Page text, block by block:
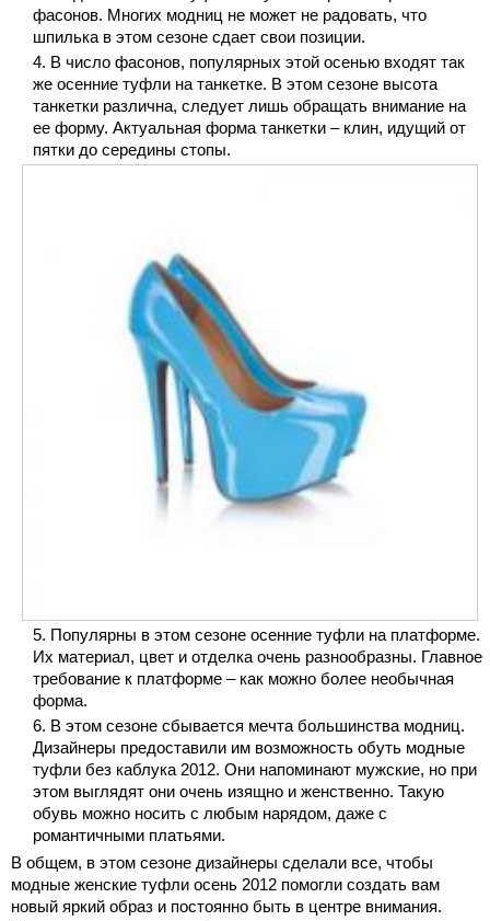
фасонов. Многих модниц не может не радовать, что
шпилька в этом сезоне сдает свои позиции.
В число фасонов, популярных этой осенью входят так
же осенние туфли на танкетке. В этом сезоне высота
танкетки различна, следует лишь обращать внимание на
ее форму. Актуальная форма танкетки – клин, идущий от
пятки до середины стопы.
Популярны в этом сезоне осенние туфли на платформе.
Их материал, цвет и отделка очень разнообразны. Главное
требование к платформе – как можно более необычная
форма.
В этом сезоне сбывается мечта большинства модниц.
Дизайнеры предоставили им возможность обуть модные
туфли без каблука 2012. Они напоминают мужские, но при
этом выглядят они очень изящно и женственно. Такую
обувь можно носить с любым нарядом, даже с
романтичными платьями.
В общем, в этом сезоне дизайнеры сделали все, чтобы
модные женские туфли осень 2012 помогли создать вам
новый яркий образ и постоянно быть в центре внимания.